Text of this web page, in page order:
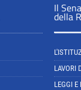
Il
della
LAVORI
LEGGI E